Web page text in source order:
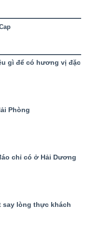
gì để có hương vị đặc
Phòng
chỉ có ở Hải Dương
say lòng thực khách